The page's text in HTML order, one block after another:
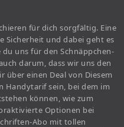
für dich sorgfältig. Eine
Sicherheit und dabei geht es
uns für den Schnäppchen-
darum, dass wir uns den
über einen Deal von Diesem
Handytarif sein, bei dem im
können, wie zum
Optionen bei
Abo mit tollen